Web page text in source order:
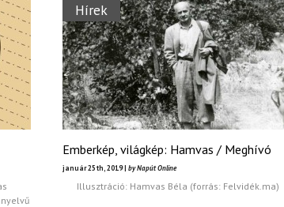
Hírek
Emberkép, világkép: Hamvas / Meghívó
január 25th, 2019 | by Napút Online
Illusztráció: Hamvas Béla (forrás: Felvidék.ma)